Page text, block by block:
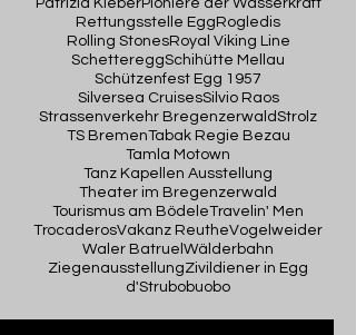
Patrizia KleberPioniere der Wasserkraft
Rettungsstelle Egg Rogledis
Rolling StonesRoyal Viking Line
SchettereggSchihütte Mellau
Schützenfest Egg 1957
Silversea CruisesSilvio Raos
Strassenverkehr BregenzerwaldStrolz
TS BremenTabak Regie Bezau
Tamla Motown
Tanz Kapellen Ausstellung
Theater im Bregenzerwald
Tourismus am BödeleTravelin' Men
TrocaderosVakanz ReutheVogelweider
Waler Batruel Wälderbahn
ZiegenausstellungZivildiener in Egg
d'Strubobuobo